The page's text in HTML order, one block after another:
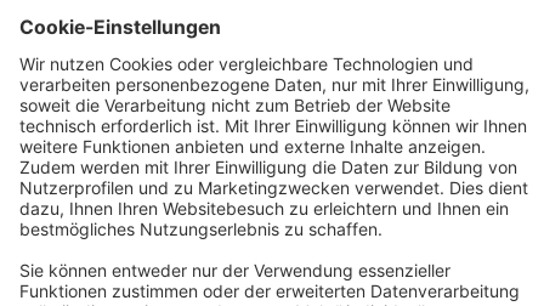
Ab € 31,83* pro Tag
Details
Technology